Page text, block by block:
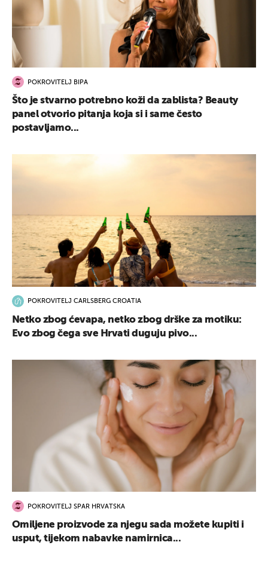
POKROVITELJ BIPA
Što je stvarno potrebno koži da zablista? Beauty
panel otvorio pitanja koja si i same često
postavljamo...
POKROVITELJ CARLSBERG CROATIA
Netko zbog ćevapa, netko zbog drške za motiku:
Evo zbog čega sve Hrvati duguju pivo...
POKROVITELJ SPAR HRVATSKA
Omiljene proizvode za njegu sada možete kupiti i
usput, tijekom nabavke namirnica...